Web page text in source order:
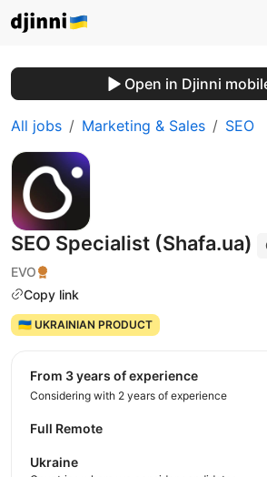
Open in Djinni
All jobs Marketing & Sales SEO
SEO Specialist (Shafa.ua)
EVO
Copy link
🇺🇦 UKRAINIAN PRODUCT
from 3 years of experience
Considering with 2 years of experience
Full Remote
Ukraine